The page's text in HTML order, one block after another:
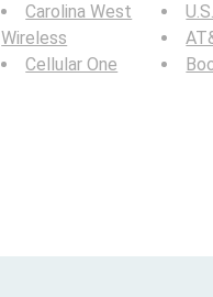
Carolina West
Wireless
Cellular One